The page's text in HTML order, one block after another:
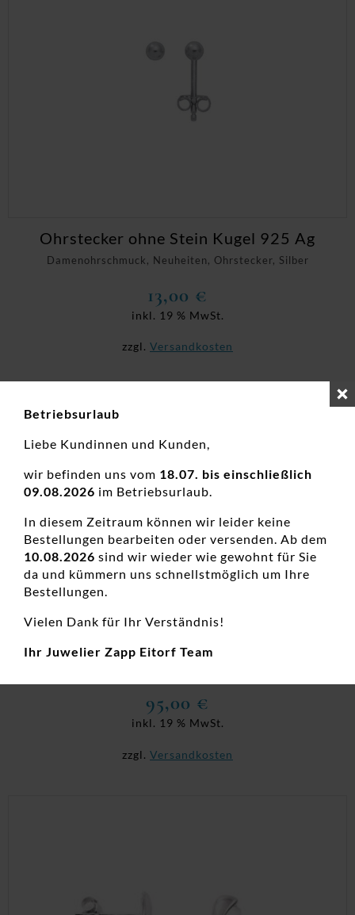
Damenohrschmuck, Neuheiten, Ohrstecker, Silber
Ohrstecker ohne Stein Kugel 925 Ag
13,00 €
inkl. 19 % MwSt.
zzgl. Versandkosten
Ohrboutons 925 Ag
95,00 €
inkl. 19 % MwSt.
zzgl. Versandkosten
Betriebsurlaub
Liebe Kundinnen und Kunden,
wir befinden uns vom 18.07. bis einschließlich
09.08.2026 im Betriebsurlaub.
In diesem Zeitraum können wir leider keine
Bestellungen bearbeiten oder versenden. Ab dem
10.08.2026 sind wir wieder wie gewohnt für Sie
da und kümmern uns schnellstmöglich um Ihre
Bestellungen.
Vielen Dank für Ihr Verständnis!
Ihr Juwelier Zapp Eitorf Team